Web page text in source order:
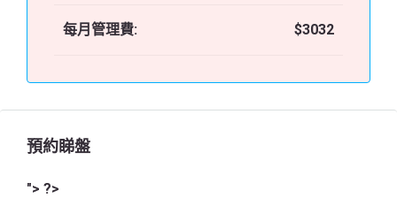
每月管理費: $3032
預約睇盤
"> ?>